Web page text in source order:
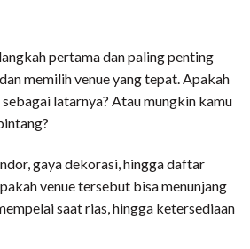
pertama dan paling penting
memilih venue yang tepat. Apakah
latarnya? Atau mungkin kamu
gaya dekorasi, hingga daftar
venue tersebut bisa menunjang
saat rias, hingga ketersediaan